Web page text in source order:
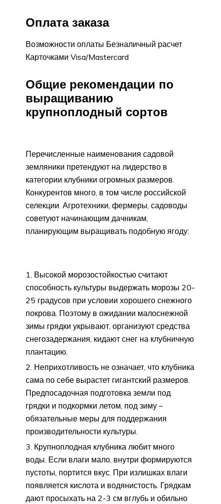
Оплата заказа
Возможности оплаты Безналичный расчет
Карточками Visa/Mastercard
Общие рекомендации по
выращиванию
крупноплодный сортов
Перечисленные наименования садовой
земляники претендуют на лидерство в
категории клубники огромных размеров.
Конкурентов много, в том числе российской
селекции. Агротехники, фермеры, садоводы
советуют начинающим дачникам,
планирующим выращивать подобную ягоду:
Высокой морозостойкостью считают
способность культуры выдержать морозы 20-
25 градусов при условии хорошего снежного
покрова. Поэтому в ожидании малоснежной
зимы грядки укрывают, организуют средства
снегозадержания, кидают снег на клубничную
плантацию.
Неприхотливость не означает, что клубника
сама по себе вырастет гигантский размеров.
Предпосадочная подготовка земли под
грядки и подкормки летом, под зиму –
обязательные меры для поддержания
производительности культуры.
Крупноплодная клубника любит много
воды. Если влаги мало, внутри формируются
пустоты, портится вкус. При излишках влаги
появляется кислота и водянистость. Грядкам
дают просыхать на 2-3 см вглубь и обильно